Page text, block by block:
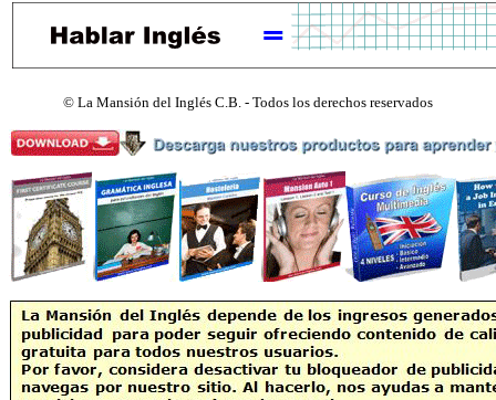
© La Mansión del Inglés C.B. - Todos los derechos reservados